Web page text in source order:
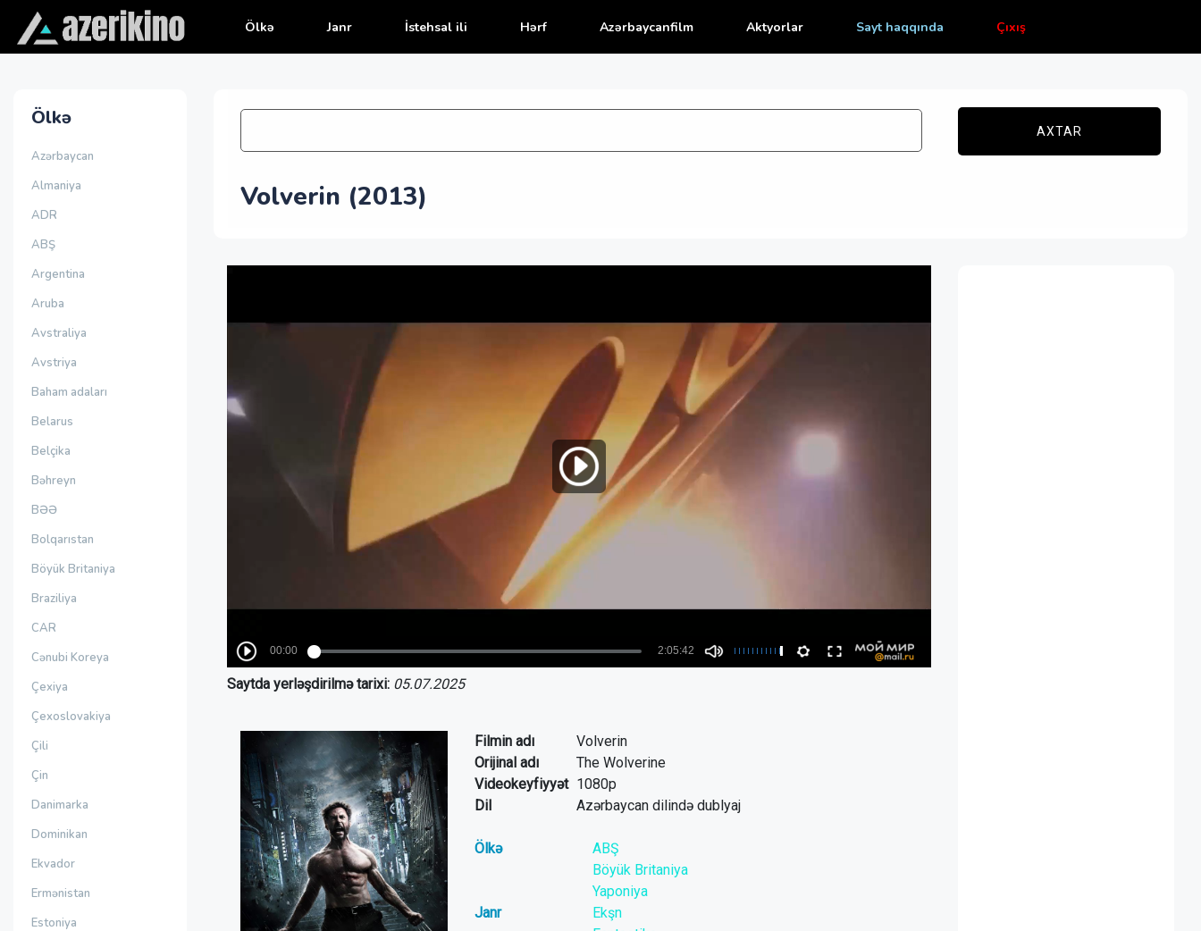
Ölkə Janr İstehsal ili Hərf Azərbaycanfilm Aktyorlar Sayt haqqında Çıxış
Ölkə
Azərbaycan
Almaniya
ADR
ABŞ
Argentina
Aruba
Avstraliya
Avstriya
Baham adaları
Belarus
Belçika
Bəhreyn
BƏƏ
Bolqarıstan
Böyük Britaniya
Braziliya
CAR
Cənubi Koreya
Çexiya
Çexoslovakiya
Çili
Çin
Danimarka
Dominikan
Ekvador
Ermənistan
Estoniya
AXTAR
Volverin (2013)
Saytda yerləşdirilmə tarixi: 05.07.2025
Filmin adı
Volverin
Orijinal adı
The Wolverine
Videokeyfiyyət 1080p
Dil
Azərbaycan dilində dublyaj
Ölkə
ABŞ
Böyük Britaniya
Yaponiya
Janr
Ekşn